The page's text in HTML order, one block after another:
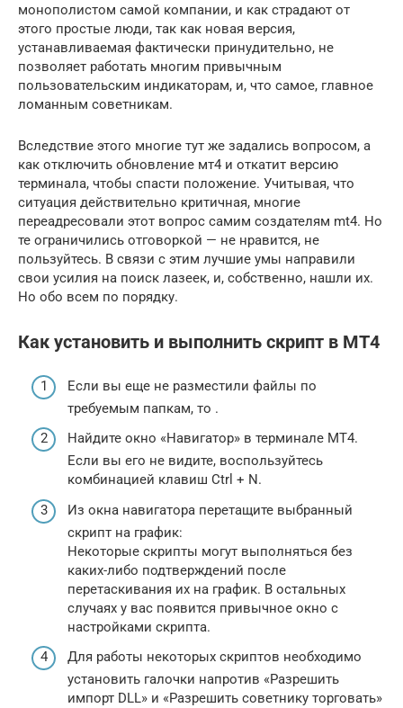
монополистом самой компании, и как страдают от
этого простые люди, так как новая версия,
устанавливаемая фактически принудительно, не
позволяет работать многим привычным
пользовательским индикаторам, и, что самое, главное
ломанным советникам.
Вследствие этого многие тут же задались вопросом, а
как отключить обновление мт4 и откатит версию
терминала, чтобы спасти положение. Учитывая, что
ситуация действительно критичная, многие
переадресовали этот вопрос самим создателям mt4. Но
те ограничились отговоркой — не нравится, не
пользуйтесь. В связи с этим лучшие умы направили
свои усилия на поиск лазеек, и, собственно, нашли их.
Но обо всем по порядку.
Как установить и выполнить скрипт в МТ4
Если вы еще не разместили файлы по
требуемым папкам, то .
Найдите окно «Навигатор» в терминале МТ4.
Если вы его не видите, воспользуйтесь
комбинацией клавиш Ctrl + N.
Из окна навигатора перетащите выбранный
скрипт на график:
Некоторые скрипты могут выполняться без
каких-либо подтверждений после
перетаскивания их на график. В остальных
случаях у вас появится привычное окно с
настройками скрипта.
Для работы некоторых скриптов необходимо
установить галочки напротив «Разрешить
импорт DLL» и «Разрешить советнику торговать»